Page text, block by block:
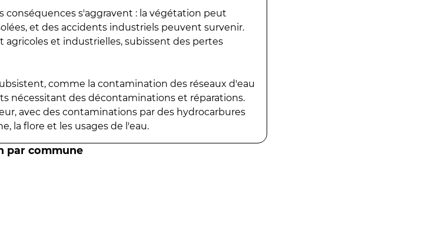
conséquences s'aggravent : la végétation peut
et des accidents industriels peuvent survenir.
et industrielles, subissent des pertes
comme la contamination des réseaux d'eau
nécessitant des décontaminations et réparations.
avec des contaminations par des hydrocarbures
la flore et les usages de l'eau.
par commune